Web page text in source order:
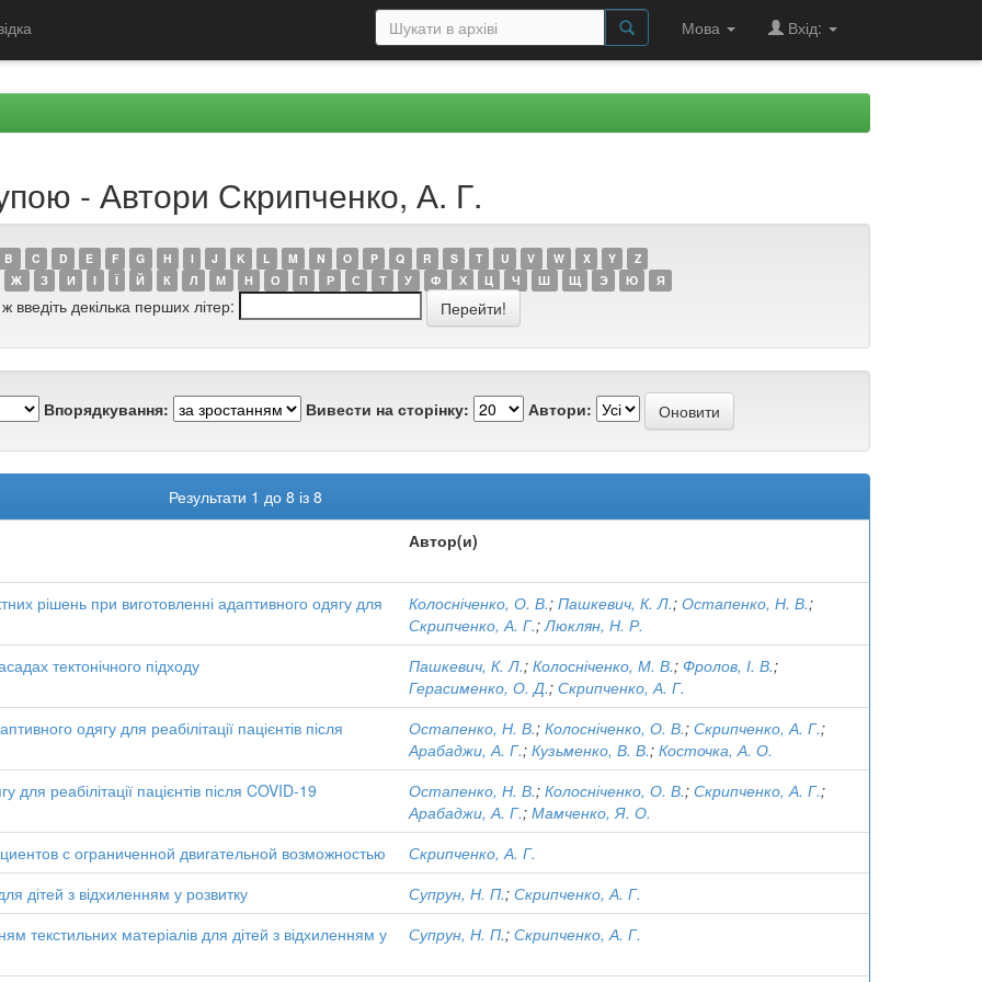
Мова Вхід:
- Автори Скрипченко, А. Г.
B C D E F G H I J K L M N O P Q R S T U V W X Y
Z
Ж З И І Ї Й К Л М Н О П Р С Т У Ф Х Ц Ч Ш Щ Э Ю Я
введіть декілька перших літер:
Впорядкування: Вивести на сторінку: Автори:
Результати 1 до 8 із 8
Автор(и)
рішень при виготовленні адаптивного одягу для
Колосніченко, О. В.; Пашкевич, К. Л.; Остапенко, Н. В.;
Скрипченко, А. Г.;Люклян, Н. Р.
тектонічного підходу Пашкевич, К. Л.; Колосніченко, М. В.; Фролов, І. В.;
Герасименко, О. Д.; Скрипченко, А. Г.
одягу для реабілітації пацієнтів після
Остапенко, Н. В.; Колосніченко, О. В.; Скрипченко, А. Г.;
Арабаджи, А. Г.; Кузьменко, В. В.; Косточка, А. О.
реабілітації пацієнтів після COVID-19 Остапенко, Н. В.; Колосніченко, О. В.; Скрипченко, А. Г.;
Арабаджи, А. Г.; Мамченко, Я. О.
с ограниченной двигательной возможностью
Скрипченко, А. Г.
дітей з відхиленням у розвитку Супрун, Н. П.; Скрипченко, А. Г.
текстильних матеріалів для дітей з відхиленням у
Супрун, Н. П.; Скрипченко, А. Г.